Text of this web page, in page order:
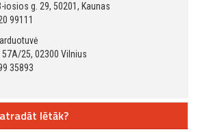
iosios g. 29, 50201, Kaunas
99111
57A/25, 02300 Vilnius
35893
lētāk?